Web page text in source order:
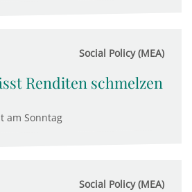
Social Policy (MEA)
Renditen schmelzen
am Sonntag
Social Policy (MEA)